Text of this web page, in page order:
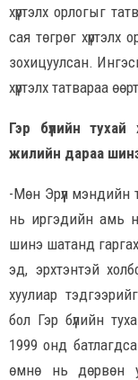
хүртэлх орлогыг
сая төгрөг хүртэлх
зохицуулсан.
хүртэлх татвараа
Гэр бүлийн
жилийн дараа
-Мөн Эрүүл мэндийн
нь иргэдийн амь
шинэ шатанд
эд, эрхтэнтэй
хуулиар
бол Гэр бүлийн
1999 онд
өмнө нь дөрвөн